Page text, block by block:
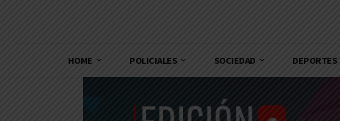
HOME POLICIALES SOCIEDAD DEPORTES